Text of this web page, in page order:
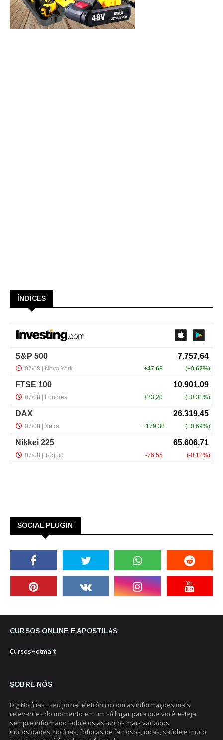
ÍNDICES
SOCIAL PLUGIN
CURSOS ONLINE E APOSTILAS
CursosHotmart
SOBRE NÓS
Dig Notícias , seu jornal eletrônico com as informações mais
relevantes do momento em um só lugar para que você esteja
sempre informado sobre os assuntos mais variados.
Curiosidades, notícias, fofocas de famosos, dicas, saúde e muito